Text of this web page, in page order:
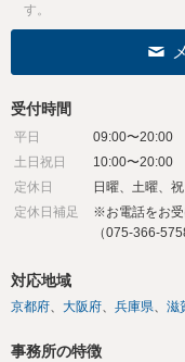
す。
受付時間
平日
09:00〜20:00
土日祝日
10:00〜20:00
定休日
日曜、土曜、祝
定休日補足
※お電話をお受
（075-366-
対応地域
京都府 大阪府 兵庫県 滋
事務所の特徴